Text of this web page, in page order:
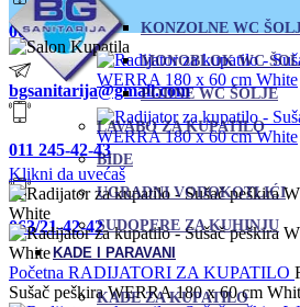
063/21-42-42
bgsanitarija@gmail.com
011 245-42-43
063/21-42-42
KONZOLNE WC
MONOBLOK WC
PODNE WC ŠOLJE
LAVABO ZA KUPATILO
BIDE
UGRADNI VODOKOTLIĆI
SUDOPERE ZA KUHINJU
KADE I PARAVANI
KADE ZA KUPATILO
Klikni da uvećaš
Početna RADIJATORI ZA KUPATILO
Sušač peškira WERRA 180 x 60 cm